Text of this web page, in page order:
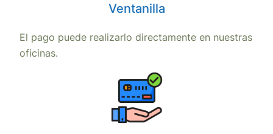
Ventanilla
El pago puede realizarlo directamente en nuestras
oficinas.